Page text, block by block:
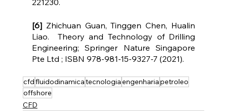
221230.
[6] Zhichuan Guan, Tinggen Chen, Hualin
Liao.  Theory and Technology of Drilling
Engineering; Springer Nature Singapore
Pte Ltd ; ISBN 978-981-15-9327-7 (2021).
cfdfluidodinamicatecnologiaengenhariapetroleo
offshore
CFD